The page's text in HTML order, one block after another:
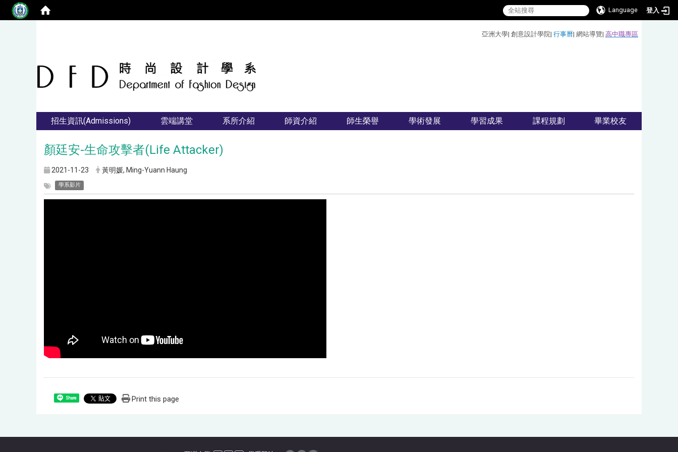
Language 登入
亞洲大學| 創意設計學院| 行事曆| 網站導覽| 高中職專區
招生資訊(Admissions) 雲端講堂 系所介紹 師資介紹 師生榮譽 學術發展 學習成果 課程規劃 畢業校友
顏廷安-生命攻擊者(Life Attacker)
2021-11-23 黃明媛, Ming-Yuann Haung
學系影片
Share Print this page